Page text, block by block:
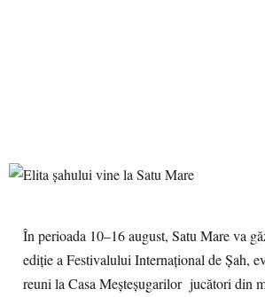
În perioada 10–16 august, Satu Mare va
ediție a Festivalului Internațional de Șah,
reuni la Casa Meșteșugarilor jucători din